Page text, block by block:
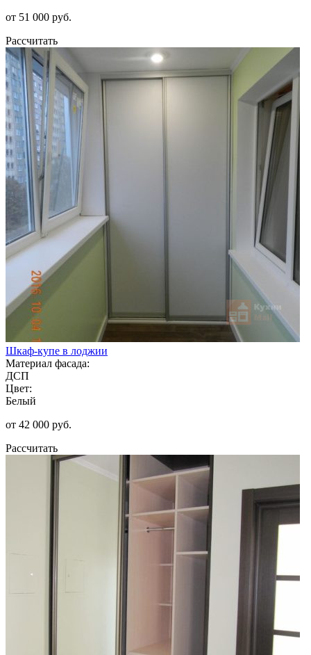
от 51 000 руб.
Рассчитать
Шкаф-купе в лоджии
Материал фасада:
ДСП
Цвет:
Белый
от 42 000 руб.
Рассчитать